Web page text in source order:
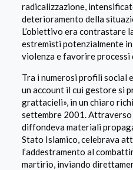
radicalizzazione,
deterioramento della
L’obiettivo era contrastare
estremisti potenzialmente
violenza e favorire
Tra i numerosi profili social
un account il cui gestore si
grattacieli», in un chiaro
settembre 2001.
diffondeva materiali
Stato Islamico, celebrava
l’addestramento al
martirio, inviando